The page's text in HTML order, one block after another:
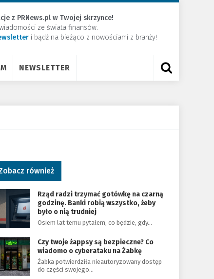
z PRNews.pl w Twojej skrzynce!
ze świata finansów.
​i bądź na bieżąco z nowościami z branży!
NEWSLETTER
również
Rząd radzi trzymać gotówkę na czarną
godzinę. Banki robią wszystko, żeby
było o nią trudniej
Osiem lat temu pytałem, co będzie, gdy…
Czy twoje żappsy są bezpieczne? Co
wiadomo o cyberataku na Żabkę
Żabka potwierdziła nieautoryzowany dostęp
do części swojego…